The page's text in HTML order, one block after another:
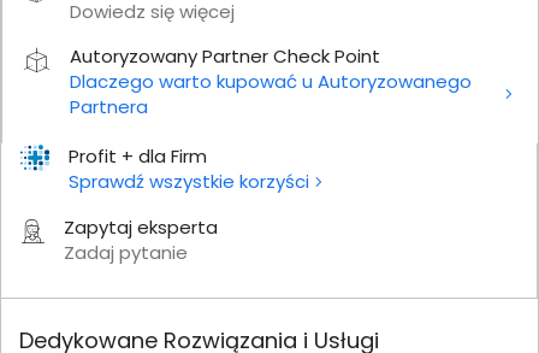
Profit + dla Firm
Sprawdź wszystkie korzyści
Zapytaj eksperta
Zadaj pytanie
Dowiedz się więcej
Autoryzowany Partner Check Point
Dlaczego warto kupować u Autoryzowanego
Partnera
Dedykowane Rozwiązania i Usługi